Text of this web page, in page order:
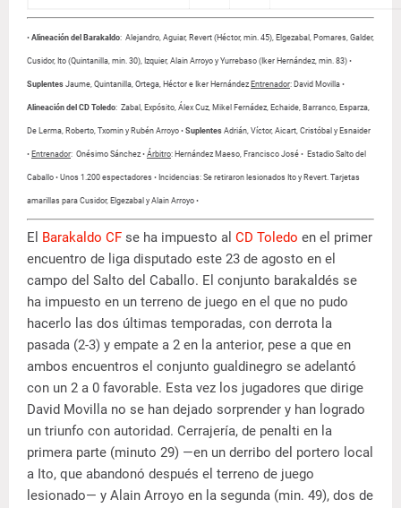
• Alineación del Barakaldo: Alejandro, Aguiar, Revert (Héctor, min. 45), Elgezabal, Pomares, Galder,
Cusidor, Ito (Quintanilla, min. 30), Izquier, Alain Arroyo y Yurrebaso (Iker Hernández, min. 83) •
Suplentes Jaume, Quintanilla, Ortega, Héctor e Iker Hernández Entrenador: David Movilla •
Alineación del CD Toledo: Zabal, Expósito, Álex Cuz, Mikel Fernádez, Echaide, Barranco, Esparza,
De Lerma, Roberto, Txomin y Rubén Arroyo • Suplentes Adrián, Víctor, Aicart, Cristóbal y Esnaider
• Entrenador: Onésimo Sánchez • Árbitro: Hernández Maeso, Francisco José • Estadio Salto del
Caballo • Unos 1.200 espectadores • Incidencias: Se retiraron lesionados Ito y Revert. Tarjetas
amarillas para Cusidor, Elgezabal y Alain Arroyo •
El Barakaldo CF se ha impuesto al CD Toledo en el primer
encuentro de liga disputado este 23 de agosto en el
campo del Salto del Caballo. El conjunto barakaldés se
ha impuesto en un terreno de juego en el que no pudo
hacerlo las dos últimas temporadas, con derrota la
pasada (2-3) y empate a 2 en la anterior, pese a que en
ambos encuentros el conjunto gualdinegro se adelantó
con un 2 a 0 favorable. Esta vez los jugadores que dirige
David Movilla no se han dejado sorprender y han logrado
un triunfo con autoridad. Cerrajería, de penalti en la
primera parte (minuto 29) —en un derribo del portero local
a Ito, que abandonó después el terreno de juego
lesionado— y Alain Arroyo en la segunda (min. 49), dos de